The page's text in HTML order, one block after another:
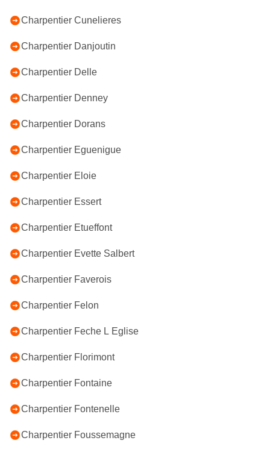
Charpentier Cunelieres
Charpentier Danjoutin
Charpentier Delle
Charpentier Denney
Charpentier Dorans
Charpentier Eguenigue
Charpentier Eloie
Charpentier Essert
Charpentier Etueffont
Charpentier Evette Salbert
Charpentier Faverois
Charpentier Felon
Charpentier Feche L Eglise
Charpentier Florimont
Charpentier Fontaine
Charpentier Fontenelle
Charpentier Foussemagne